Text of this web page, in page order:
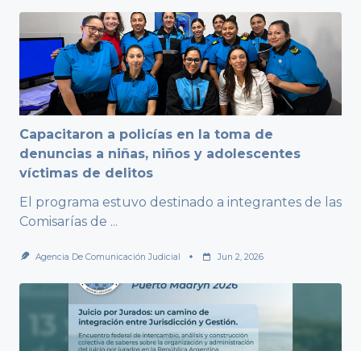
Capacitaron a policías en la toma de
denuncias a niñas, niños y adolescentes
víctimas de delitos
El programa estuvo destinado a integrantes de las
Comisarías de ...
Agencia De Comunicación Judicial Jun 2, 2026